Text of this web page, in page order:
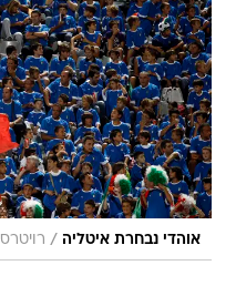
אוהדי נבחרת איטליה / רויטרס